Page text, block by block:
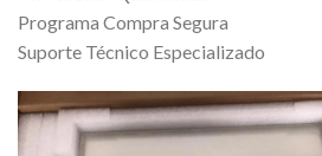
Programa Compra Segura
Suporte Técnico Especializado